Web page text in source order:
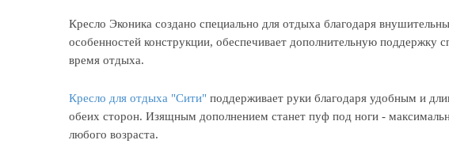
Кресло Эконика создано специально для отдыха благодаря
особенностей конструкции, обеспечивает дополнительную поддержку
время отдыха.
Кресло для отдыха "Сити" поддерживает руки благодаря удобным и
обеих сторон. Изящным дополнением станет пуф под ноги -
любого возраста.